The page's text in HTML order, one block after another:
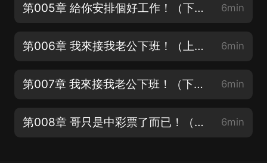
第005章 給你安排個好工作！（下）新品求月票+滿星好評！謝謝】 6min
第006章 我來接我老公下班！（上）新品求月票+滿星好評！謝謝】 6min
第007章 我來接我老公下班！（下）新品求月票+滿星好評！謝謝】 6min
第008章 哥只是中彩票了而已！（上）新品求月票+滿星好評！謝謝】 6min